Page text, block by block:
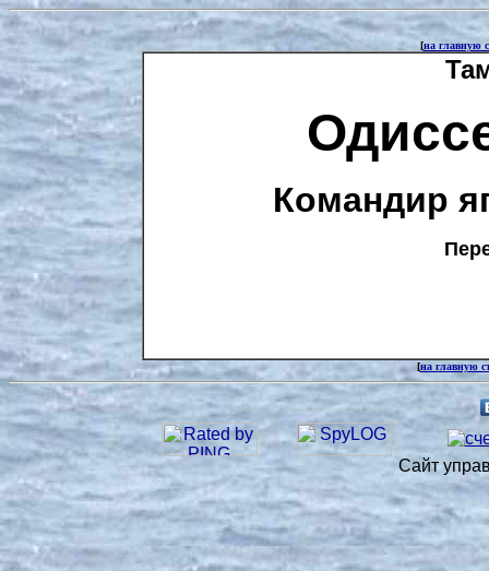
[на главную
Командир
[на главную
Сайт